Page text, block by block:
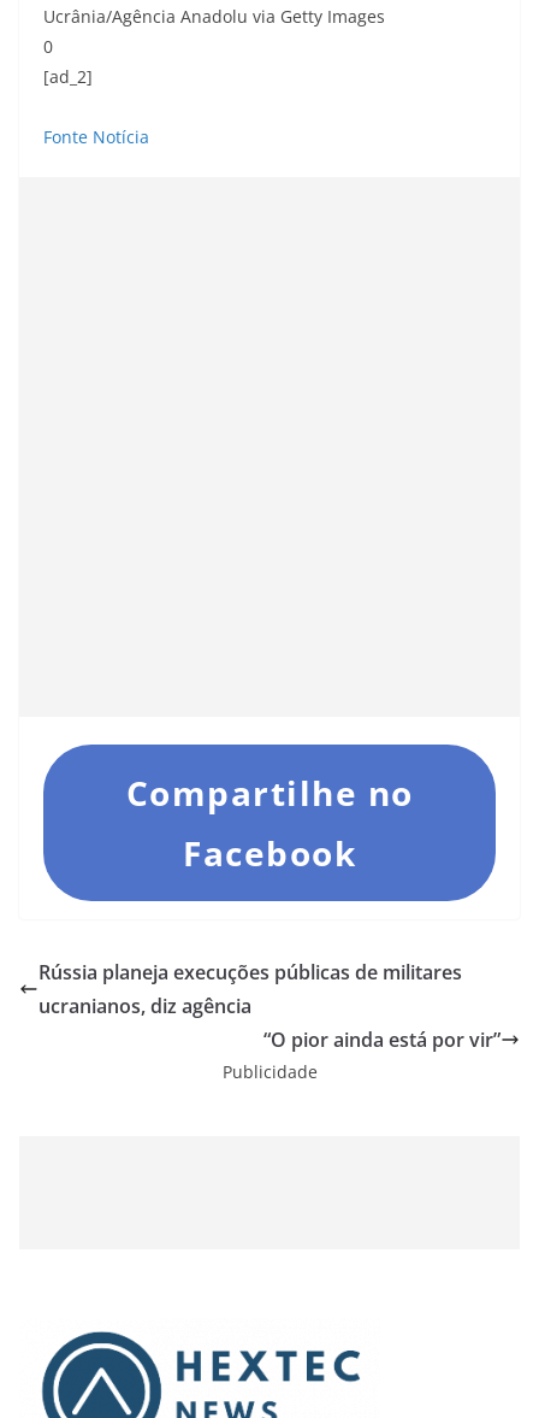
Ucrânia/Agência Anadolu via Getty Images
0
[ad_2]
Fonte Notícia
Compartilhe no
Facebook
Rússia planeja execuções públicas de militares
ucranianos, diz agência
“O pior ainda está por vir”
Publicidade